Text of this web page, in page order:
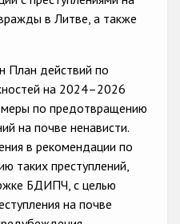
в Литве, а также
План действий по
на 2024–2026
по предотвращению
на почве ненависти.
в рекомендации по
таких преступлений,
БДИПЧ, с целью
на почве